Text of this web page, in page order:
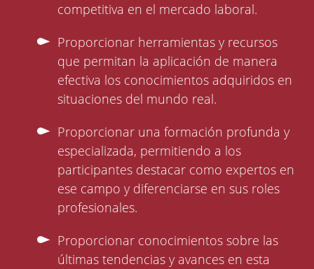
competitiva en el mercado laboral.
Proporcionar herramientas y recursos
que permitan la aplicación de manera
efectiva los conocimientos adquiridos en
situaciones del mundo real.
Proporcionar una formación profunda y
especializada, permitiendo a los
participantes destacar como expertos en
ese campo y diferenciarse en sus roles
profesionales.
Proporcionar conocimientos sobre las
últimas tendencias y avances en esta